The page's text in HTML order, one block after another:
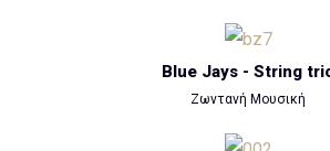
Blue Jays - String
Ζωντανή Μουσική